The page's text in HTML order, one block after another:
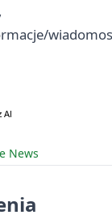
News